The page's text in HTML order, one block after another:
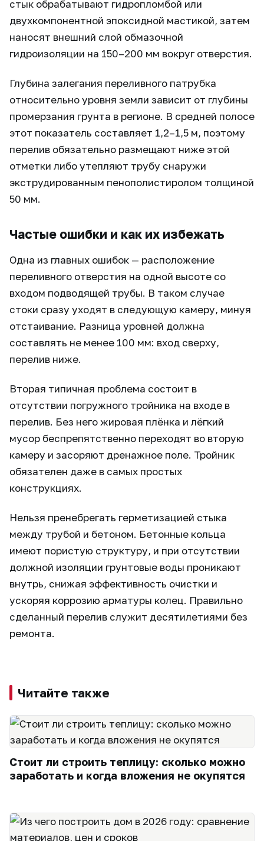
стык обрабатывают гидропломбой или
двухкомпонентной эпоксидной мастикой, затем
наносят внешний слой обмазочной
гидроизоляции на 150–200 мм вокруг отверстия.
Глубина залегания переливного патрубка
относительно уровня земли зависит от глубины
промерзания грунта в регионе. В средней полосе
этот показатель составляет 1,2–1,5 м, поэтому
перелив обязательно размещают ниже этой
отметки либо утепляют трубу снаружи
экструдированным пенополистиролом толщиной
50 мм.
Частые ошибки и как их избежать
Одна из главных ошибок — расположение
переливного отверстия на одной высоте со
входом подводящей трубы. В таком случае
стоки сразу уходят в следующую камеру, минуя
отстаивание. Разница уровней должна
составлять не менее 100 мм: вход сверху,
перелив ниже.
Вторая типичная проблема состоит в
отсутствии погружного тройника на входе в
перелив. Без него жировая плёнка и лёгкий
мусор беспрепятственно переходят во вторую
камеру и засоряют дренажное поле. Тройник
обязателен даже в самых простых
конструкциях.
Нельзя пренебрегать герметизацией стыка
между трубой и бетоном. Бетонные кольца
имеют пористую структуру, и при отсутствии
должной изоляции грунтовые воды проникают
внутрь, снижая эффективность очистки и
ускоряя коррозию арматуры колец. Правильно
сделанный перелив служит десятилетиями без
ремонта.
Читайте также
Стоит ли строить теплицу: сколько можно
заработать и когда вложения не окупятся